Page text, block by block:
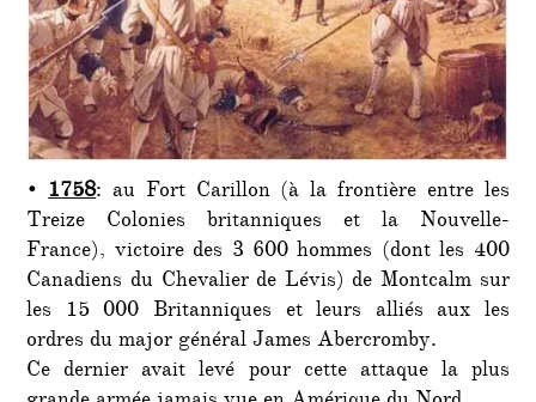
•1758: au Fort Carillon (à la frontière entre les
Treize Colonies britanniques et la Nouvelle-
France), victoire des 3 600 hommes (dont les 400
Canadiens du Chevalier de Lévis) de Montcalm sur
les 15 000 Britanniques et leurs alliés aux les
ordres du major général James Abercromby.
Ce dernier avait levé pour cette attaque la plus